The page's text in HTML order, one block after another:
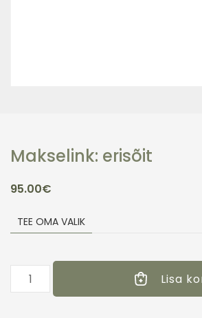
Makselink: erisõit
95.00€
TEE OMA VALIK
Makselink:
erisõit
Lisa